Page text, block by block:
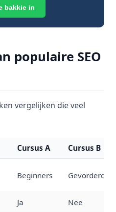
bakkie in
populaire SEO
vergelijken die veel
Cursus A Cursus B
Beginners Gevorderden
Ja Nee